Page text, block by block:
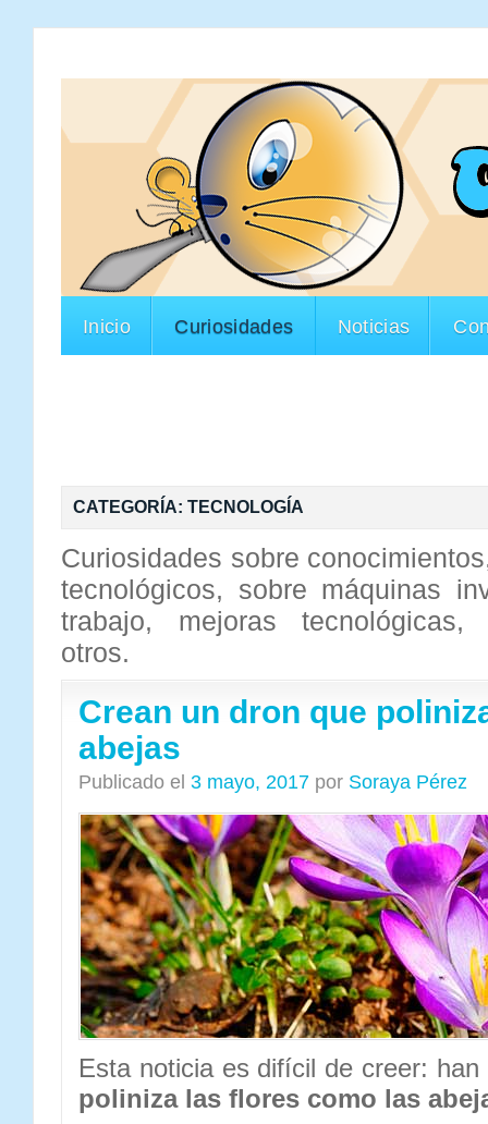
Inicio Curiosidades Noticias
CATEGORÍA: TECNOLOGÍA
Curiosidades sobre
tecnológicos, sobre máquinas
trabajo, mejoras tecnológicas,
otros.
Crean un dron que
abejas
Publicado el 3 mayo, 2017 por Soraya Pérez
Esta noticia es difícil de creer:
poliniza las flores como las